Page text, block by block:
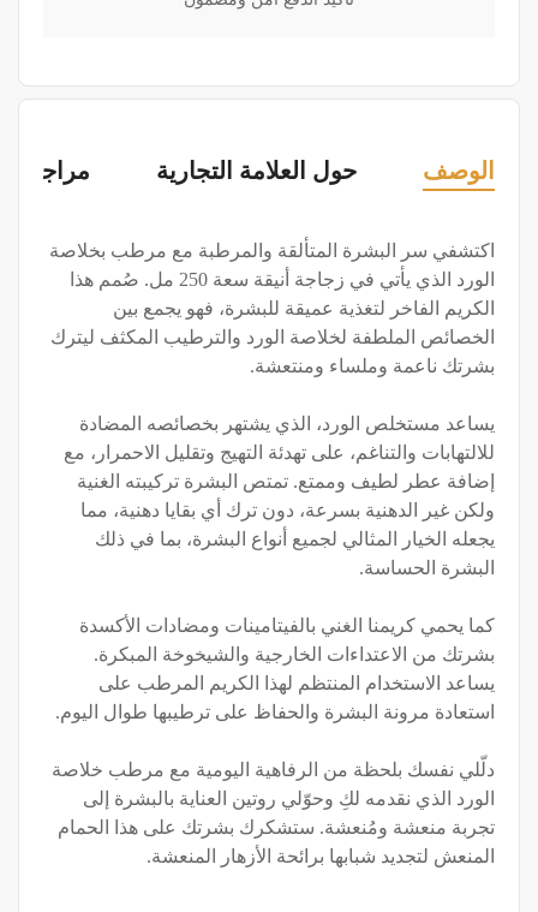
الوصف حول العلامة التجارية مراجعات
اكتشفي سر البشرة المتألقة والمرطبة مع مرطب بخلاصة
الورد الذي يأتي في زجاجة أنيقة سعة 250 مل. صُمم هذا
الكريم الفاخر لتغذية عميقة للبشرة، فهو يجمع بين
الخصائص الملطفة لخلاصة الورد والترطيب المكثف ليترك
بشرتك ناعمة وملساء ومنتعشة.
يساعد مستخلص الورد، الذي يشتهر بخصائصه المضادة
للالتهابات والتناغم، على تهدئة التهيج وتقليل الاحمرار، مع
إضافة عطر لطيف وممتع. تمتص البشرة تركيبته الغنية
ولكن غير الدهنية بسرعة، دون ترك أي بقايا دهنية، مما
يجعله الخيار المثالي لجميع أنواع البشرة، بما في ذلك
البشرة الحساسة.
كما يحمي كريمنا الغني بالفيتامينات ومضادات الأكسدة
بشرتك من الاعتداءات الخارجية والشيخوخة المبكرة.
يساعد الاستخدام المنتظم لهذا الكريم المرطب على
استعادة مرونة البشرة والحفاظ على ترطيبها طوال اليوم.
دلّلي نفسك بلحظة من الرفاهية اليومية مع مرطب خلاصة
الورد الذي نقدمه لكِ وحوّلي روتين العناية بالبشرة إلى
تجربة منعشة ومُنعشة. ستشكرك بشرتك على هذا الحمام
المنعش لتجديد شبابها برائحة الأزهار المنعشة.